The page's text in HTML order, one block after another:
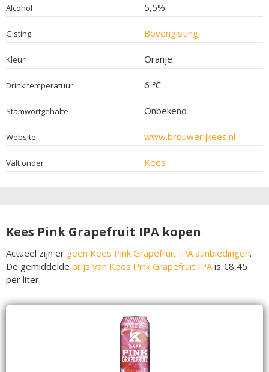
Alcohol 5,5%
Gisting Bovengisting
Kleur Oranje
Drink temperatuur 6 ℃
Stamwortgehalte Onbekend
Website www.brouwerijkees.nl
Valt onder Kees
Kees Pink Grapefruit IPA kopen
Actueel zijn er geen Kees Pink Grapefruit IPA aanbiedingen.
De gemiddelde prijs van Kees Pink Grapefruit IPA is €8,45
per liter.